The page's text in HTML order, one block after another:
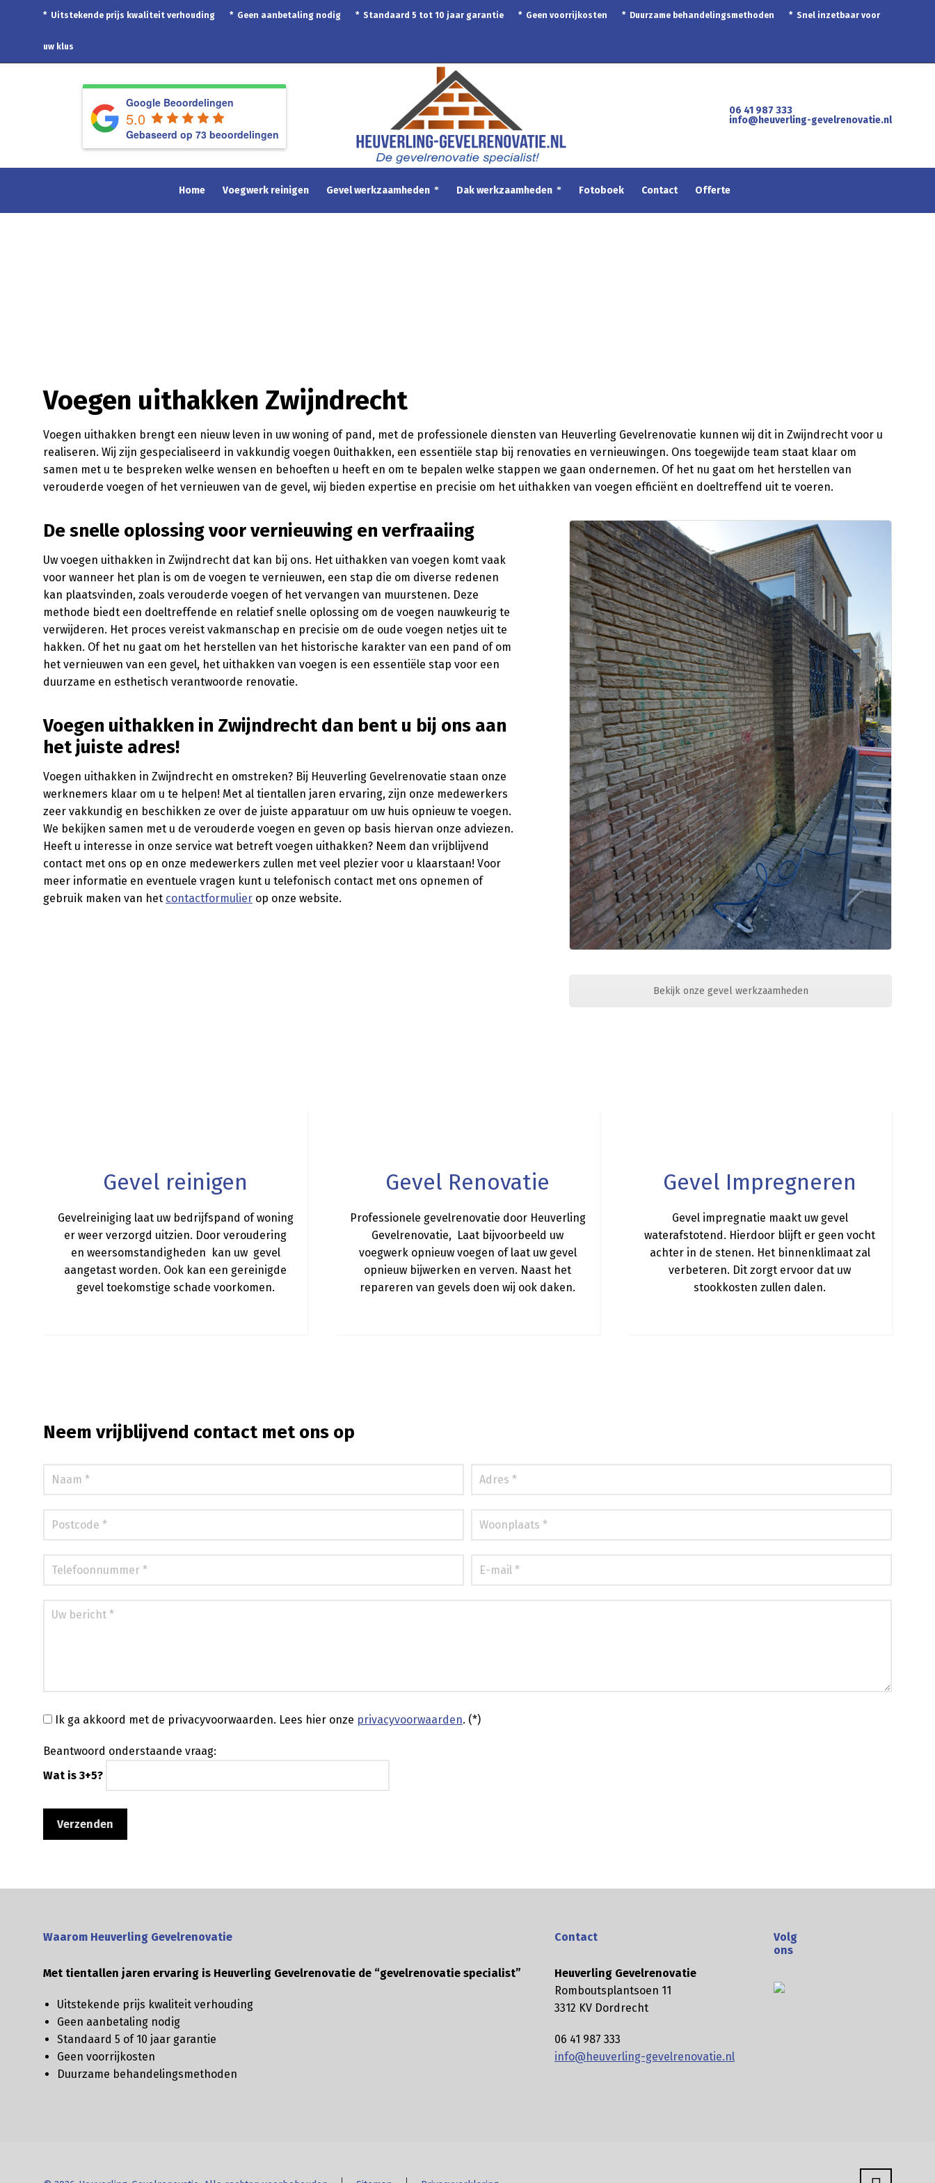
* Uitstekende prijs kwaliteit verhouding * Geen aanbetaling nodig * Standaard 5 tot 10 jaar garantie * Geen voorrijkosten * Duurzame behandelingsmethoden * Snel inzetbaar voor
uw klus
Google Beoordelingen
5.0
Gebaseerd op 73 beoordelingen
06 41 987 333
info@heuverling-gevelrenovatie.nl
Home Voegwerk reinigen Gevel werkzaamheden Dak werkzaamheden Fotoboek Contact Offerte
Voegen uithakken Zwijndrecht
Voegen uithakken brengt een nieuw leven in uw woning of pand, met de professionele diensten van Heuverling Gevelrenovatie kunnen wij dit in Zwijndrecht voor u
realiseren. Wij zijn gespecialiseerd in vakkundig voegen 0uithakken, een essentiële stap bij renovaties en vernieuwingen. Ons toegewijde team staat klaar om
samen met u te bespreken welke wensen en behoeften u heeft en om te bepalen welke stappen we gaan ondernemen. Of het nu gaat om het herstellen van
verouderde voegen of het vernieuwen van de gevel, wij bieden expertise en precisie om het uithakken van voegen efficiënt en doeltreffend uit te voeren.
De snelle oplossing voor vernieuwing en verfraaiing
Uw voegen uithakken in Zwijndrecht dat kan bij ons. Het uithakken van voegen komt vaak
voor wanneer het plan is om de voegen te vernieuwen, een stap die om diverse redenen
kan plaatsvinden, zoals verouderde voegen of het vervangen van muurstenen. Deze
methode biedt een doeltreffende en relatief snelle oplossing om de voegen nauwkeurig te
verwijderen. Het proces vereist vakmanschap en precisie om de oude voegen netjes uit te
hakken. Of het nu gaat om het herstellen van het historische karakter van een pand of om
het vernieuwen van een gevel, het uithakken van voegen is een essentiële stap voor een
duurzame en esthetisch verantwoorde renovatie.
Voegen uithakken in Zwijndrecht dan bent u bij ons aan
het juiste adres!
Voegen uithakken in Zwijndrecht en omstreken? Bij Heuverling Gevelrenovatie staan onze
werknemers klaar om u te helpen! Met al tientallen jaren ervaring, zijn onze medewerkers
zeer vakkundig en beschikken ze over de juiste apparatuur om uw huis opnieuw te voegen.
We bekijken samen met u de verouderde voegen en geven op basis hiervan onze adviezen.
Heeft u interesse in onze service wat betreft voegen uithakken? Neem dan vrijblijvend
contact met ons op en onze medewerkers zullen met veel plezier voor u klaarstaan! Voor
meer informatie en eventuele vragen kunt u telefonisch contact met ons opnemen of
gebruik maken van het contactformulier op onze website.
Bekijk onze gevel werkzaamheden
Gevel reinigen
Gevelreiniging laat uw bedrijfspand of woning
er weer verzorgd uitzien. Door veroudering
en weersomstandigheden kan uw gevel
aangetast worden. Ook kan een gereinigde
gevel toekomstige schade voorkomen.
Gevel Renovatie
Professionele gevelrenovatie door Heuverling
Gevelrenovatie, Laat bijvoorbeeld uw
voegwerk opnieuw voegen of laat uw gevel
opnieuw bijwerken en verven. Naast het
repareren van gevels doen wij ook daken.
Gevel Impregneren
Gevel impregnatie maakt uw gevel
waterafstotend. Hierdoor blijft er geen vocht
achter in de stenen. Het binnenklimaat zal
verbeteren. Dit zorgt ervoor dat uw
stookkosten zullen dalen.
Neem vrijblijvend contact met ons op
Ik ga akkoord met de privacyvoorwaarden. Lees hier onze privacyvoorwaarden. (*)
Beantwoord onderstaande vraag:
Wat is 3+5?
Waarom Heuverling Gevelrenovatie
Met tientallen jaren ervaring is Heuverling Gevelrenovatie de “gevelrenovatie specialist”
Uitstekende prijs kwaliteit verhouding
Geen aanbetaling nodig
Standaard 5 of 10 jaar garantie
Geen voorrijkosten
Duurzame behandelingsmethoden
Contact
Heuverling Gevelrenovatie
Romboutsplantsoen 11
3312 KV Dordrecht
06 41 987 333
info@heuverling-gevelrenovatie.nl
Volg
ons